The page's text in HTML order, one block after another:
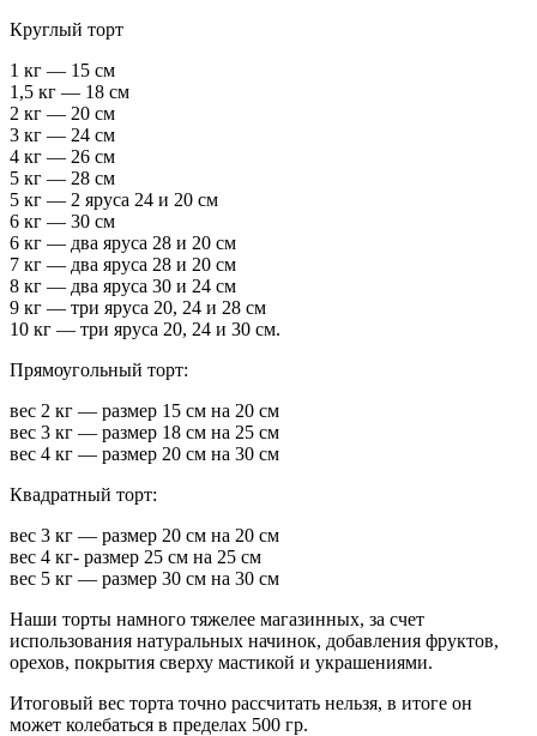
Круглый торт
1 кг — 15 см
1,5 кг — 18 см
2 кг — 20 см
3 кг — 24 см
4 кг — 26 см
5 кг — 28 см
5 кг — 2 яруса 24 и 20 см
6 кг — 30 см
6 кг — два яруса 28 и 20 см
7 кг — два яруса 28 и 20 см
8 кг — два яруса 30 и 24 см
9 кг — три яруса 20, 24 и 28 см
10 кг — три яруса 20, 24 и 30 см.
Прямоугольный торт:
вес 2 кг — размер 15 см на 20 см
вес 3 кг — размер 18 см на 25 см
вес 4 кг — размер 20 см на 30 см
Квадратный торт:
вес 3 кг — размер 20 см на 20 см
вес 4 кг- размер 25 см на 25 см
вес 5 кг — размер 30 см на 30 см
Наши торты намного тяжелее магазинных, за счет
использования натуральных начинок, добавления фруктов,
орехов, покрытия сверху мастикой и украшениями.
Итоговый вес торта точно рассчитать нельзя, в итоге он
может колебаться в пределах 500 гр.